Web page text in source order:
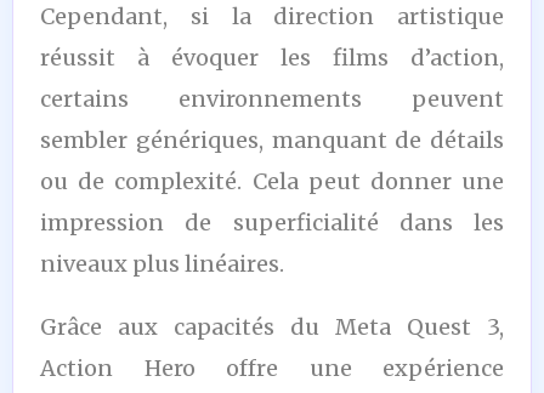
Cependant, si la direction artistique
réussit à évoquer les films d’action,
certains environnements peuvent
sembler génériques, manquant de détails
ou de complexité. Cela peut donner une
impression de superficialité dans les
niveaux plus linéaires.
Grâce aux capacités du Meta Quest 3,
Action Hero offre une expérience